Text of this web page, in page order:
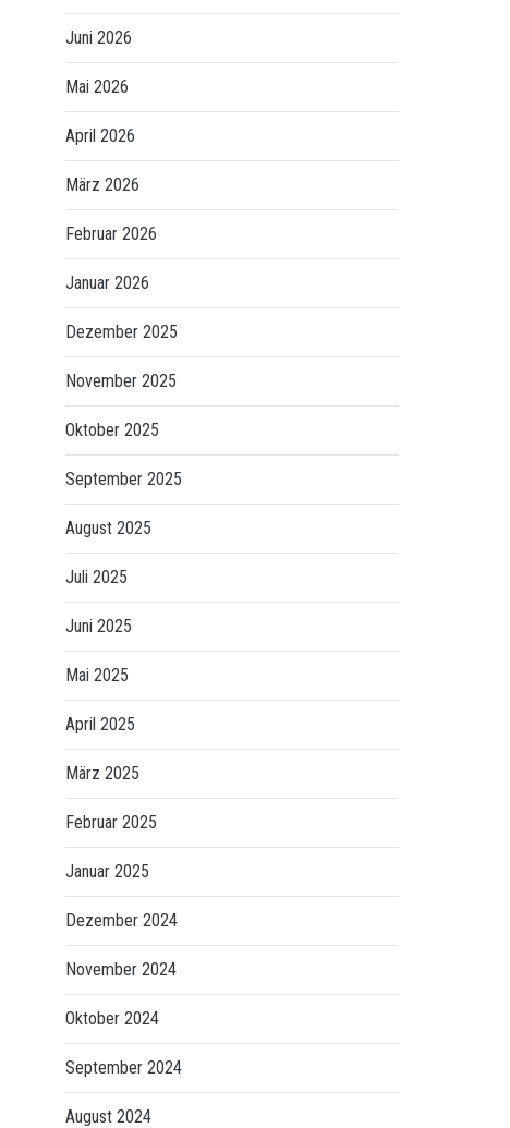
Juni 2026
Mai 2026
April 2026
März 2026
Februar 2026
Januar 2026
Dezember 2025
November 2025
Oktober 2025
September 2025
August 2025
Juli 2025
Juni 2025
Mai 2025
April 2025
März 2025
Februar 2025
Januar 2025
Dezember 2024
November 2024
Oktober 2024
September 2024
August 2024